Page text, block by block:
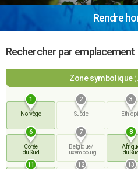
Rendre
Rechercher par emplacement
Zone symbolique
1
Norvège
2
Suède
3
6
Corée
du Sud
7
Belgique/
Luxembourg
8
du Sud
11 12 13